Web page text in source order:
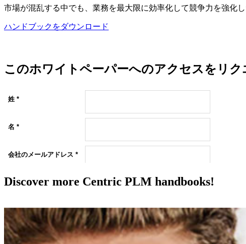
市場が混乱する中でも、業務を最大限に効率化して競争力を強化
ハンドブックをダウンロード
このホワイトペーパーへのアクセスをリ
Discover more Centric PLM handbooks!